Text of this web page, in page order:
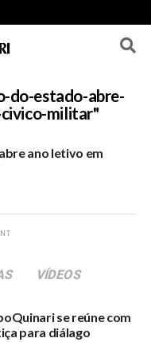
do-estado-abre-
militar"
ano letivo em
VÍDEOS
se reúne com
para diálago